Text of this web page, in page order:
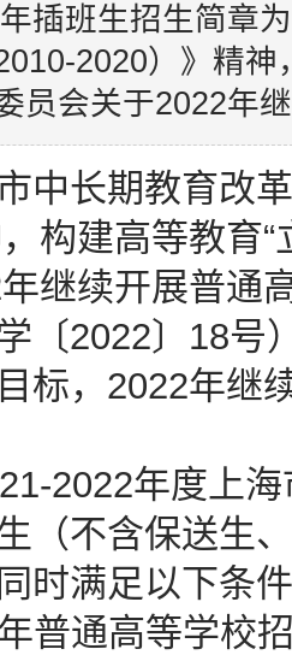
插班生招生简章
2020）》精神
员会关于2022年
中长期教育改
构建高等教育
继续开展普通
〔2022〕18号
标，2022年继
2022年度上
（不含保送生
时满足以下条
普通高等学校